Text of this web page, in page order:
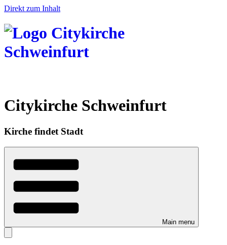
Direkt zum Inhalt
Citykirche Schweinfurt
Kirche findet Stadt
Main menu